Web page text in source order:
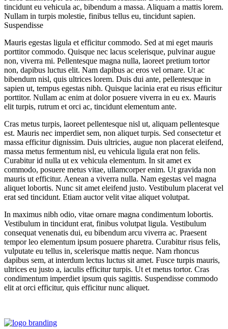
tincidunt eu vehicula ac, bibendum a massa. Aliquam a mattis lorem.
Nullam in turpis molestie, finibus tellus eu, tincidunt sapien.
Suspendisse
Mauris egestas ligula et efficitur commodo. Sed at mi eget mauris
porttitor commodo. Quisque nec lacus scelerisque, pulvinar augue
non, viverra mi. Pellentesque magna nulla, laoreet pretium tortor
non, dapibus luctus elit. Nam dapibus ac eros vel ornare. Ut ac
bibendum nisl, quis ultrices lorem. Duis dui ante, pellentesque in
sapien ut, tempus egestas nibh. Quisque lacinia erat eu risus efficitur
porttitor. Nullam ac enim at dolor posuere viverra in eu ex. Mauris
elit turpis, rutrum et orci ac, tincidunt elementum ante.
Cras metus turpis, laoreet pellentesque nisl ut, aliquam pellentesque
est. Mauris nec imperdiet sem, non aliquet turpis. Sed consectetur et
massa efficitur dignissim. Duis ultricies, augue non placerat eleifend,
massa metus fermentum nisl, eu vehicula ligula erat non felis.
Curabitur id nulla ut ex vehicula elementum. In sit amet ex
commodo, posuere metus vitae, ullamcorper enim. Ut gravida non
mauris ut efficitur. Aenean a viverra nulla. Nam egestas vel magna
aliquet lobortis. Nunc sit amet eleifend justo. Vestibulum placerat vel
erat sed tincidunt. Etiam auctor velit vitae aliquet volutpat.
In maximus nibh odio, vitae ornare magna condimentum lobortis.
Vestibulum in tincidunt erat, finibus volutpat ligula. Vestibulum
consequat venenatis dui, eu bibendum arcu viverra ac. Praesent
tempor leo elementum ipsum posuere pharetra. Curabitur risus felis,
vulputate eu tellus in, scelerisque mattis neque. Nam rhoncus
dapibus sem, at interdum lectus luctus sit amet. Fusce turpis mauris,
ultrices eu justo a, iaculis efficitur turpis. Ut et metus tortor. Cras
condimentum imperdiet ipsum quis sagittis. Suspendisse commodo
elit at orci efficitur, quis efficitur nunc aliquet.